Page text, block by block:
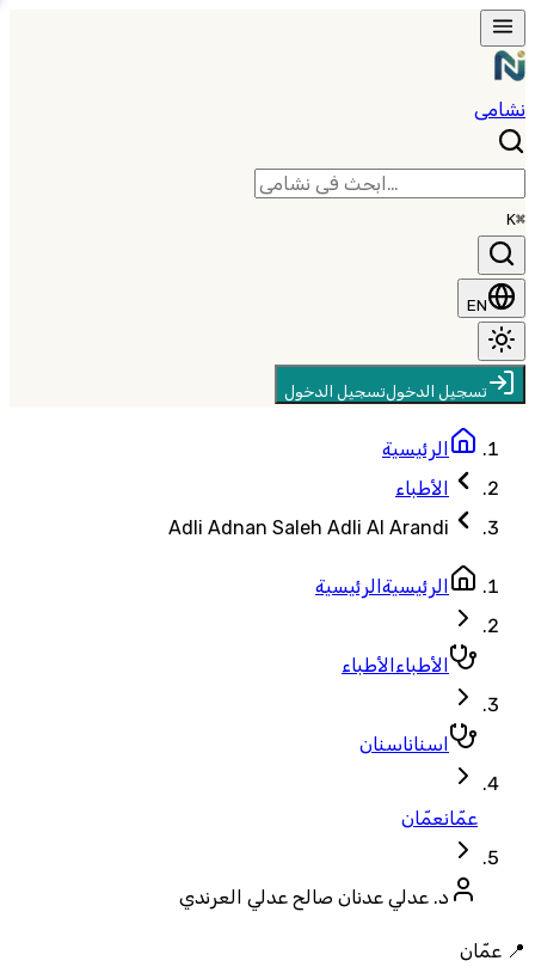
نشامى
⌘K
EN
تسجيل الدخولتسجيل الدخول
الرئيسية
الأطباء
Adli Adnan Saleh Adli Al Arandi
الرئيسيةالرئيسية
الأطباءالأطباء
اسناناسنان
عمّانعمّان
د. عدلي عدنان صالح عدلي العرندي
📍 عمّان